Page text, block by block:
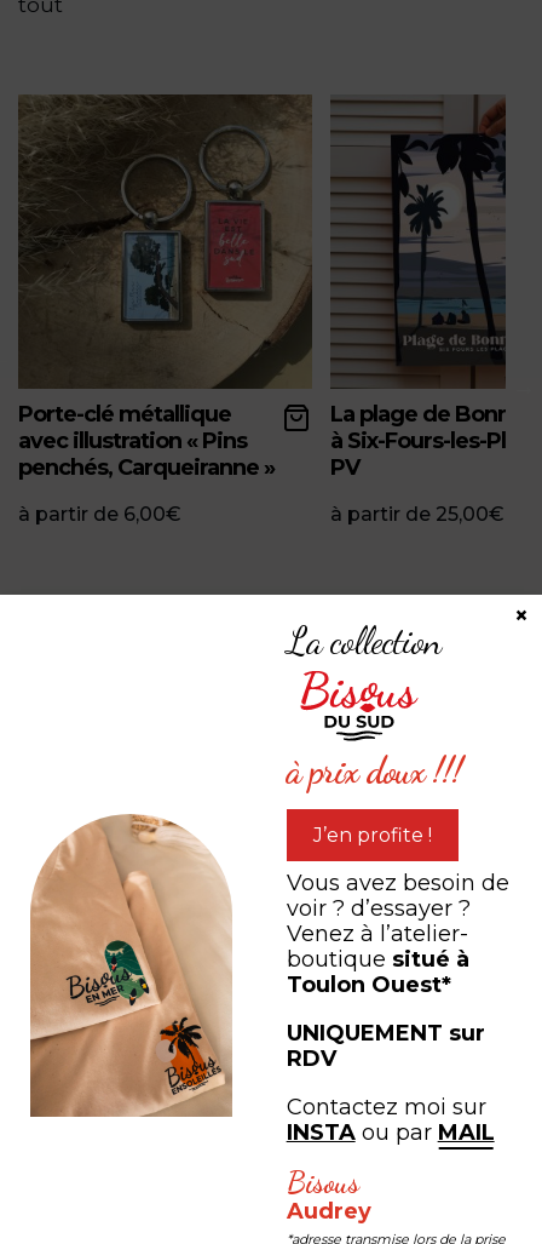
PV
Porte-clé métallique
avec illustration « Pins
penchés, Carqueiranne »
à partir de 6,00€
La plage de
à Six-Fours-les-
PV
à partir de 25,00€
PARTAGEZ VOTRE
expérience
#LEB #LESEDITIONSBISOUS
Corinne Lopez
Un formidable contact avec
Audrey, merveilleuse
personne à l'image de ses
œuvres. Nous avons pris deux
tableaux qui ont bien trouvé
leur place dans notre salon.
La collection
à prix doux !!!
J’en profite !
Vous avez besoin de
voir ? d’essayer ?
Venez à l’atelier-
boutique situé à
Toulon Ouest*
UNIQUEMENT sur
RDV
Contactez moi sur
INSTAou par MAIL
Bisous
Audrey
*adresse transmise lors de la prise
×